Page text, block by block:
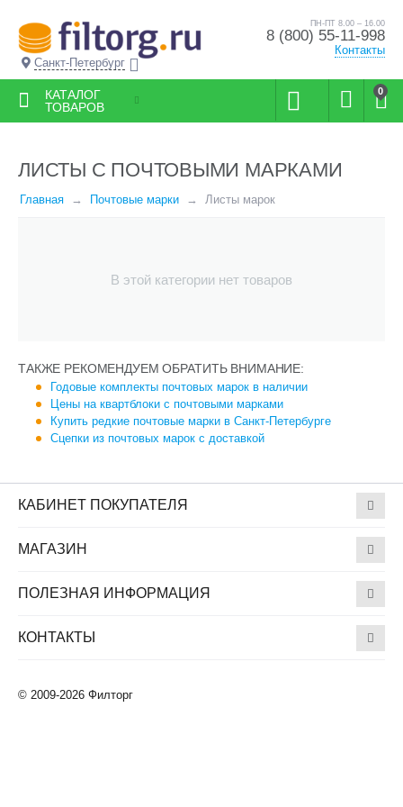
Санкт-Петербург
ПН-ПТ 8.00 – 16.00
8 (800) 55-11-998
Контакты
0
КАТАЛОГ
ТОВАРОВ
ЛИСТЫ С ПОЧТОВЫМИ МАРКАМИ
Главная Почтовые марки Листы марок
В этой категории нет товаров
ТАКЖЕ РЕКОМЕНДУЕМ ОБРАТИТЬ ВНИМАНИЕ:
Годовые комплекты почтовых марок в наличии
Цены на квартблоки с почтовыми марками
Купить редкие почтовые марки в Санкт-Петербурге
Сцепки из почтовых марок с доставкой
КАБИНЕТ ПОКУПАТЕЛЯ
МАГАЗИН
ПОЛЕЗНАЯ ИНФОРМАЦИЯ
КОНТАКТЫ
© 2009-2026 Филторг